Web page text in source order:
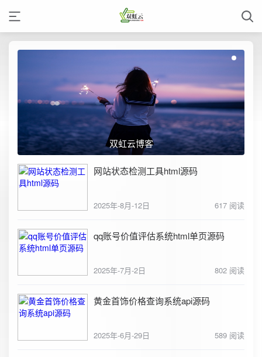
双虹云博客
网站状态检测工具html源码
2025年-8月-12日 617 阅读
qq账号价值评估系统html单页源码
2025年-7月-2日 802 阅读
黄金首饰价格查询系统api源码
2025年-6月-29日 589 阅读